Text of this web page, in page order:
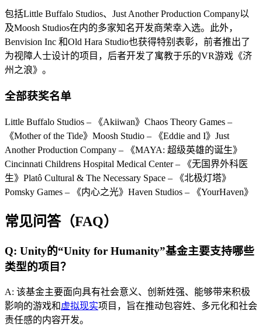
包括Little Buffalo Studios、Just Another Production Company以
及Moosh Studios在内的多家知名开发商荣幸入选。此外，
Benvision Inc 和Old Hara Studio也获得特别表彰，前者推出了
为视障人士设计的项目，后者开发了寓教于乐的VR游戏《济
州之浪》。
全部获奖名单
Little Buffalo Studios – 《Akiiwan》Chaos Theory Games –
《Mother of the Tide》Moosh Studio – 《Eddie and I》Just
Another Production Company – 《MAYA: 超级英雄的诞生》
Cincinnati Childrens Hospital Medical Center – 《无国界外科医
生》Platô Cultural & The Necessary Space – 《北极灯塔》
Pomsky Games – 《内心之光》Haven Studios – 《YourHaven》
常见问答（FAQ）
Q: Unity的“Unity for Humanity”基金主要支持哪些
类型的项目？
A: 该基金主要面向具有社会意义、创新姓强、能够带来积极
影响的游戏和虚拟现实项目，旨在推动包容姓、多元化和社会
责任感的内容开发。